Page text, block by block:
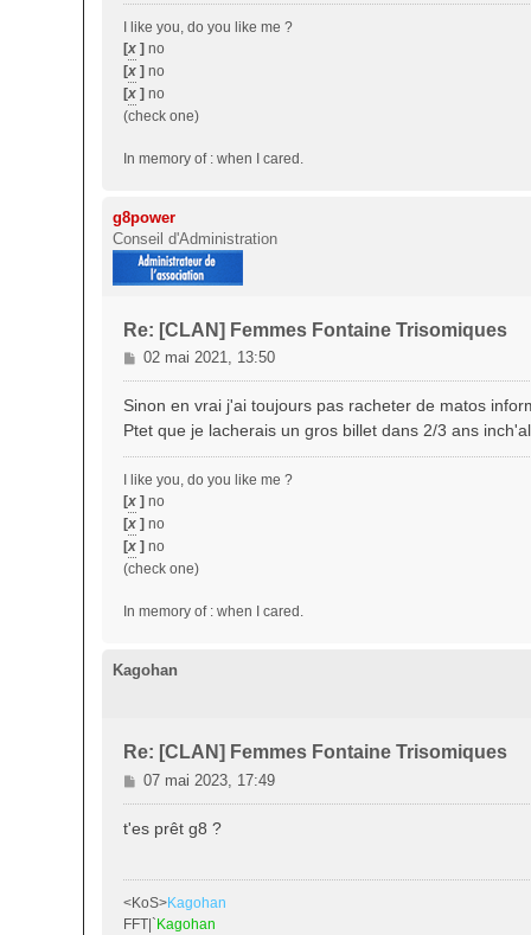
I like you, do you like me ?
[x ] no
[x ] no
[x ] no
(check one)
In memory of : when I cared.
g8power
Conseil d'Administration
Re: [CLAN] Femmes Fontaine Trisomiques
M
e
s
a
g
e
02 mai 2021, 13:50
Sinon en vrai j'ai toujours pas racheter de matos
Ptet que je lacherais un gros billet dans 2/3 ans
I like you, do you like me ?
[x ] no
[x ] no
[x ] no
(check one)
In memory of : when I cared.
Kagohan
Re: [CLAN] Femmes Fontaine Trisomiques
M
e
s
g
e
07 mai 2023, 17:49
t'es prêt g8 ?
<KoS>Kagohan
FFT|` Kagohan